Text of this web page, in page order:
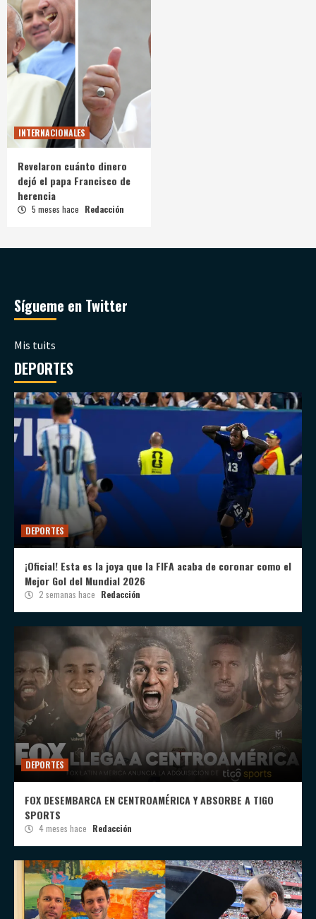
INTERNACIONALES
Revelaron cuánto dinero
dejó el papa Francisco de
herencia
5 meses hace Redacción
Sígueme en Twitter
Mis tuits
DEPORTES
DEPORTES
¡Oficial! Esta es la joya que la FIFA acaba de coronar como el
Mejor Gol del Mundial 2026
2 semanas hace Redacción
DEPORTES
FOX DESEMBARCA EN CENTROAMÉRICA Y ABSORBE A TIGO
SPORTS
4 meses hace Redacción